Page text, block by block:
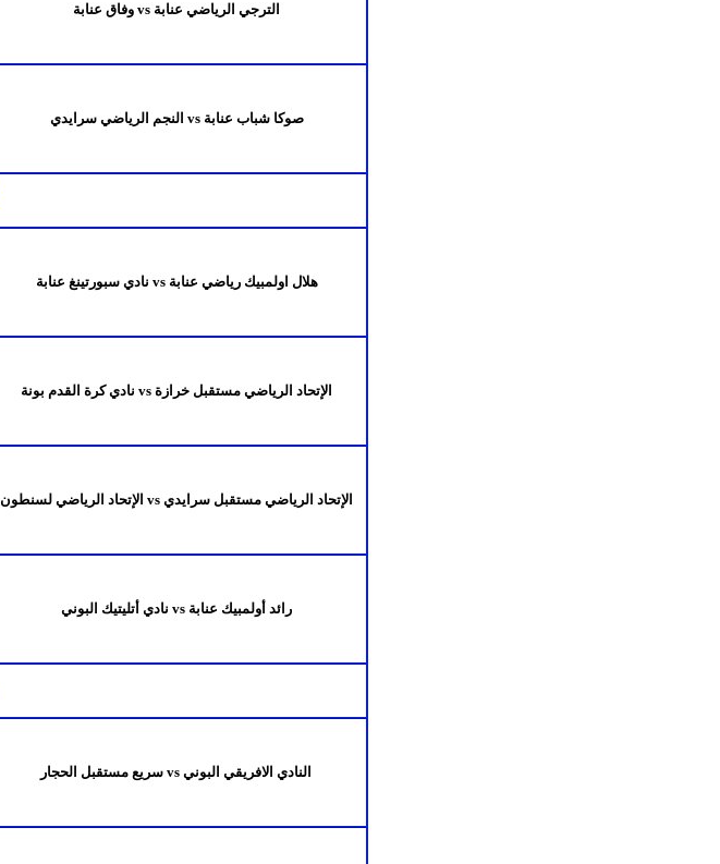
الترجي الرياضي عنابة vs وفاق عنابة
صوكا شباب عنابةvs النجم الرياضي سرايدي
هلال اولمبيك رياضي عنابةvs نادي سبورتينغ عنابة
الإتحاد الرياضي مستقبل خرازة vs نادي كرة القدم بونة
الإتحاد الرياضي مستقبل سرايدي vs الإتحاد الرياضي لسنطون
رائد أولمبيك عنابة vs نادي أتليتيك البوني
النادي الافريقي البونيvs سريع مستقبل الحجار